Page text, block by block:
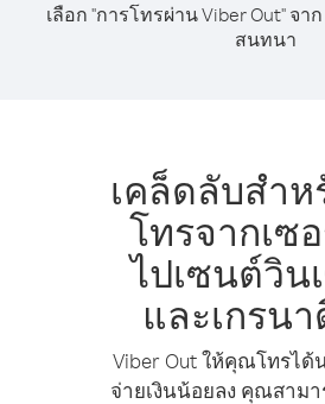
เลือก "การโทรผ่าน Viber Out" จ
สนทนา
เคล็ดลับสำห
โทรจากเซ
ไปเซนต์วิน
และเกรน
Viber Out ให้คุณโทรไ
จ่ายเงินน้อยลง คุณสามา